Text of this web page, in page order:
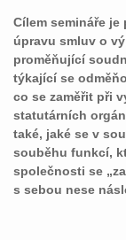
Cílem semináře
úpravu smluv o
proměňující
týkající se
co se zaměřit při
statutárních
také, jaké se v
souběhu funkcí,
společnosti se
s sebou nese